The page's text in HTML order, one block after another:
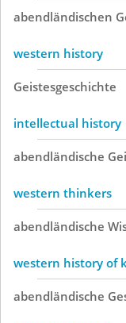
abendländischen
western history
Geistesgeschichte
intellectual history
abendländische
western thinkers
abendländische
western history of
abendländische